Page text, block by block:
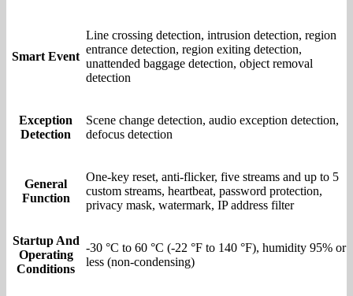
Smart Event
Line crossing detection, intrusion detection, region
entrance detection, region exiting detection,
unattended baggage detection, object removal
detection
Exception
Detection
Scene change detection, audio exception detection,
defocus detection
General
Function
One-key reset, anti-flicker, five streams and up to 5
custom streams, heartbeat, password protection,
privacy mask, watermark, IP address filter
Startup And
Operating
Conditions
-30 °C to 60 °C (-22 °F to 140 °F), humidity 95% or
less (non-condensing)